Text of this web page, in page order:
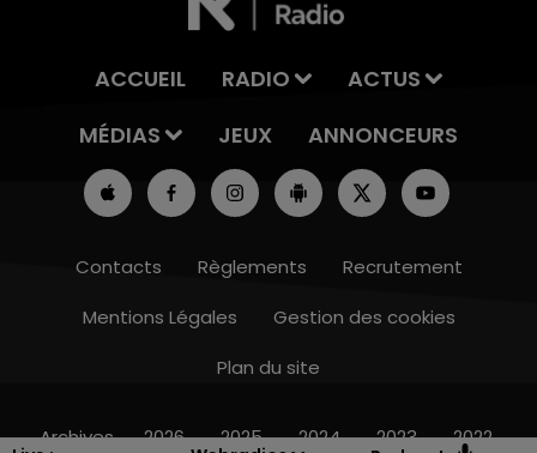
LE BEST OF DE LA FAMILLE CHAMPAGNE
ACCUEIL RADIO
ACTUS
MÉDIAS
JEUX ANNONCEURS
Contacts Règlements
Recrutement
Mentions Légales
Gestion des cookies
Plan du site
Archives 2026 2025 2024 2023 2022